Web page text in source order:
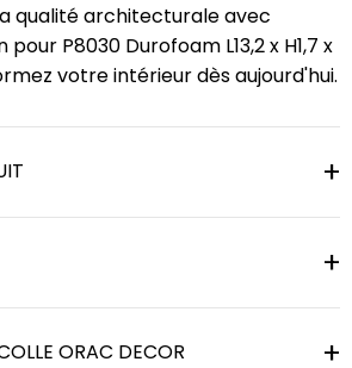
qualité architecturale avec
pour P8030 Durofoam L13,2 x H1,7 x
votre intérieur dès aujourd'hui.
ORAC DECOR